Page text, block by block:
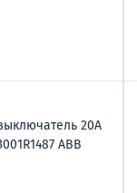
20А
ABB